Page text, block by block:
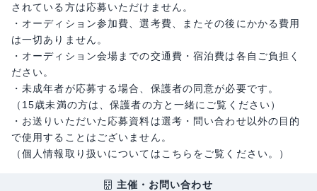
されている方は応募いただけません。
・オーディション参加費、選考費、またその後にかかる費用
は⼀切ありません。
・オーディション会場までの交通費・宿泊費は各自ご負担く
ださい。
・未成年者が応募する場合、保護者の同意が必要です。
（15歳未満の方は、保護者の方と⼀緒にご覧ください）
・お送りいただいた応募資料は選考・問い合わせ以外の目的
で使用することはございません。
（個人情報取り扱いについてはこちらをご覧ください。）
主催・お問い合わせ